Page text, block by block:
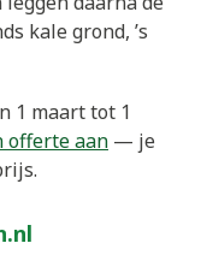
kale grond, ’s
1 maart tot 1
offerte aan — je